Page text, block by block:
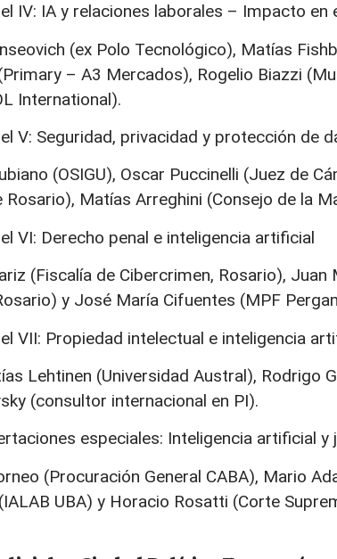
IV: IA y relaciones laborales – Impacto en
(ex Polo Tecnológico), Matías
– A3 Mercados), Rogelio Biazzi
International).
V: Seguridad, privacidad y protección de
(OSIGU), Oscar Puccinelli (Juez de
Rosario), Matías Arreghini (Consejo de la
VI: Derecho penal e inteligencia artificial
(Fiscalía de Cibercrimen, Rosario), Juan
y José María Cifuentes (MPF
VII: Propiedad intelectual e inteligencia
Lehtinen (Universidad Austral), Rodrigo
(consultor internacional en PI).
especiales: Inteligencia artificial y
(Procuración General CABA), Mario
UBA) y Horacio Rosatti (Corte